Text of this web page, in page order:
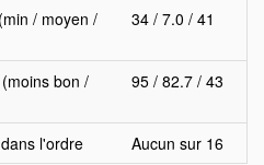
/ moyen /
34 / 7.0 / 41
bon /
95 / 82.7 / 43
l'ordre Aucun sur 16